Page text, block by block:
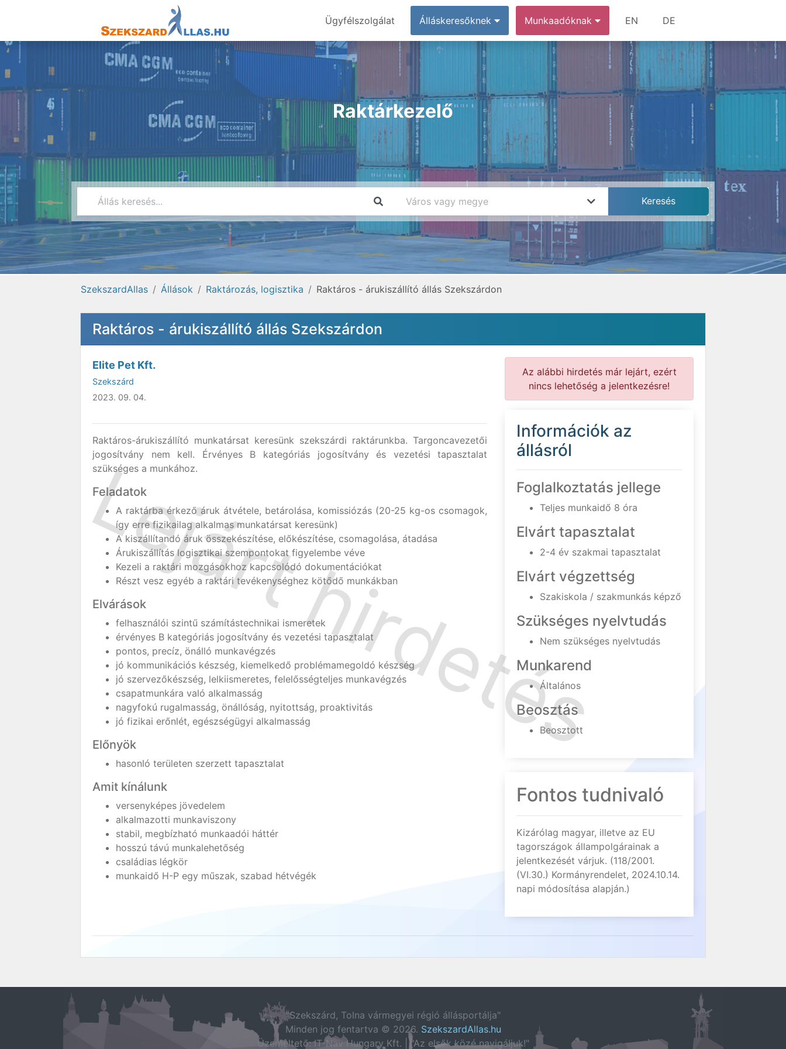
Ügyfélszolgálat Álláskeresőknek Munkaadóknak EN DE
Raktárkezelő
SzekszardAllas Állások Raktározás, logisztika Raktáros - árukiszállító állás Szekszárdon
Raktáros - árukiszállító állás Szekszárdon
Elite Pet Kft.
Szekszárd
2023. 09. 04.
Raktáros-árukiszállító munkatársat keresünk szekszárdi raktárunkba. Targoncavezetői
jogosítvány nem kell. Érvényes B kategóriás jogosítvány és vezetési tapasztalat
szükséges a munkához.
Feladatok
A raktárba érkező áruk átvétele, betárolása, komissiózás (20-25 kg-os csomagok,
így erre fizikailag alkalmas munkatársat keresünk)
A kiszállítandó áruk összekészítése, előkészítése, csomagolása, átadása
Árukiszállítás logisztikai szempontokat figyelembe véve
Kezeli a raktári mozgásokhoz kapcsolódó dokumentációkat
Részt vesz egyéb a raktári tevékenységhez kötődő munkákban
Elvárások
felhasználói szintű számítástechnikai ismeretek
érvényes B kategóriás jogosítvány és vezetési tapasztalat
pontos, precíz, önálló munkavégzés
jó kommunikációs készség, kiemelkedő problémamegoldó készség
jó szervezőkészség, lelkiismeretes, felelősségteljes munkavégzés
csapatmunkára való alkalmasság
nagyfokú rugalmasság, önállóság, nyitottság, proaktivitás
jó fizikai erőnlét, egészségügyi alkalmasság
Előnyök
hasonló területen szerzett tapasztalat
Amit kínálunk
versenyképes jövedelem
alkalmazotti munkaviszony
stabil, megbízható munkaadói háttér
hosszú távú munkalehetőség
családias légkör
munkaidő H-P egy műszak, szabad hétvégék
Az alábbi hirdetés már lejárt, ezért
nincs lehetőség a jelentkezésre!
Információk az
állásról
Foglalkoztatás jellege
Teljes munkaidő 8 óra
Elvárt tapasztalat
2-4 év szakmai tapasztalat
Elvárt végzettség
Szakiskola / szakmunkás képző
Szükséges nyelvtudás
Nem szükséges nyelvtudás
Munkarend
Általános
Beosztás
Beosztott
Fontos tudnivaló
Kizárólag magyar, illetve az EU
tagországok állampolgárainak a
jelentkezését várjuk. (118/2001.
(VI.30.) Kormányrendelet, 2024.10.14.
napi módosítása alapján.)
"Szekszárd, Tolna vármegyei régió állásportálja"
Minden jog fentartva © 2026. SzekszardAllas.hu
Üzemeltető: IT-Nav Hungary Kft. | "Az elsők közé navigáljuk!"